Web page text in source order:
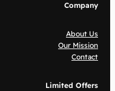
Company
About Us
Our Mission
Contact
Limited Offers